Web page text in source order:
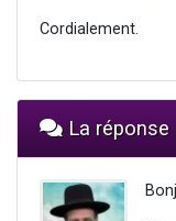
Cordialement.
La réponse